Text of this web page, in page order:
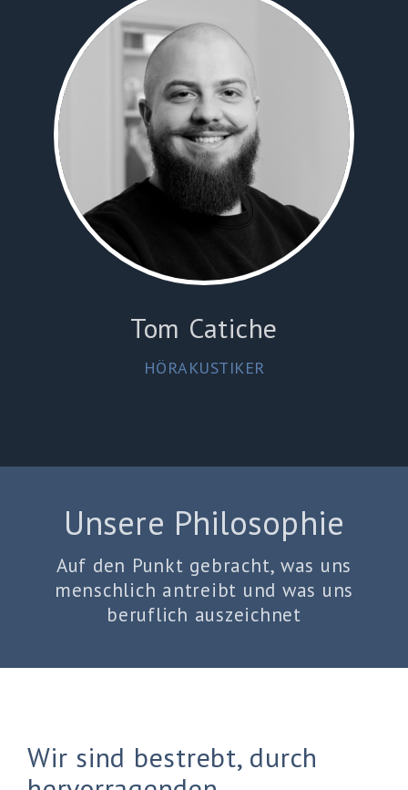
Tom Catiche
HÖRAKUSTIKER
Unsere Philosophie
Auf den Punkt gebracht, was uns
menschlich antreibt und was uns
beruflich auszeichnet
Wir sind bestrebt, durch